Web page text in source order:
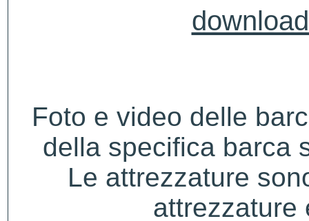
Foto e video delle
della specifica barca
Le attrezzature
attrezzature